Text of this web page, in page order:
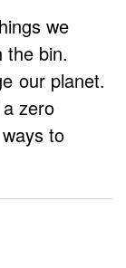
we
the bin.
our planet.
zero
to